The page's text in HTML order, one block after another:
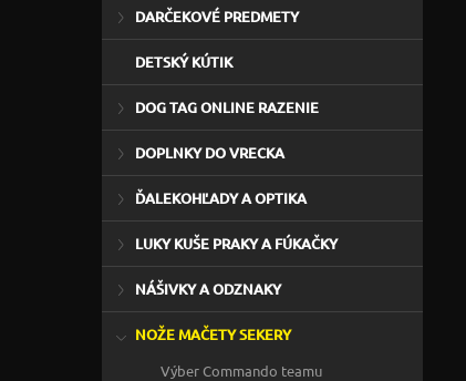
DARČEKOVÉ PREDMETY
DETSKÝ KÚTIK
DOG TAG ONLINE RAZENIE
DOPLNKY DO VRECKA
ĎALEKOHĽADY A OPTIKA
LUKY KUŠE PRAKY A FÚKAČKY
NÁŠIVKY A ODZNAKY
NOŽE MAČETY SEKERY
Výber Commando teamu